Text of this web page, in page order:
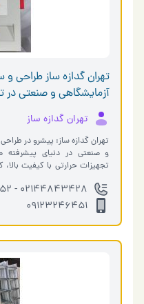
تهران گدازه ساز طراحی
آزمایشگاهی و صنعتی در
تهران گدازه ساز
تهران گدازه ساز: پیشرو در
و صنعتی در دنیای
تجهیزات حرارتی با کیفیت
02144843428 - 02144329952
09123246451